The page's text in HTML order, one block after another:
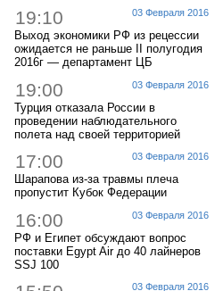
03 Февраля 2016
19:10
Выход экономики РФ из рецессии
ожидается не раньше II полугодия
2016г — департамент ЦБ
03 Февраля 2016
19:00
Турция отказала России в
проведении наблюдательного
полета над своей территорией
03 Февраля 2016
17:00
Шарапова из-за травмы плеча
пропустит Кубок Федерации
03 Февраля 2016
16:00
РФ и Египет обсуждают вопрос
поставки Egypt Air до 40 лайнеров
SSJ 100
03 Февраля 2016